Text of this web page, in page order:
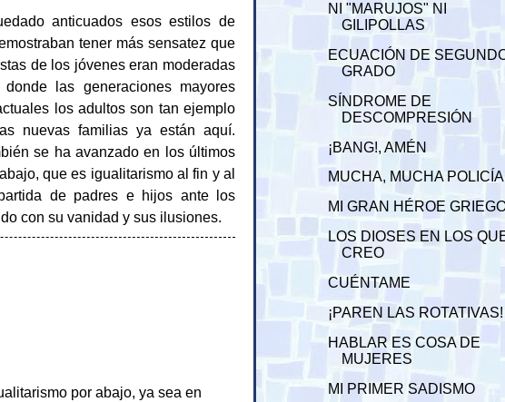
anticuados esos estilos de
tener más sensatez que
de los jóvenes eran moderadas
las generaciones mayores
los adultos son tan ejemplo
nuevas familias ya están aquí.
se ha avanzado en los últimos
que es igualitarismo al fin y al
de padres e hijos ante los
con su vanidad y sus ilusiones.
por abajo, ya sea en
NI "MARUJOS" NI
GILIPOLLAS
ECUACIÓN DE
GRADO
SÍNDROME DE
DESCOMPRESIÓN
¡BANG!, AMÉN
MUCHA, MUCHA POLICÍA
MI GRAN HÉROE
LOS DIOSES EN LOS
CREO
CUÉNTAME
¡PAREN LAS ROTATIVAS!
HABLAR ES COSA DE
MUJERES
MI PRIMER SADISMO